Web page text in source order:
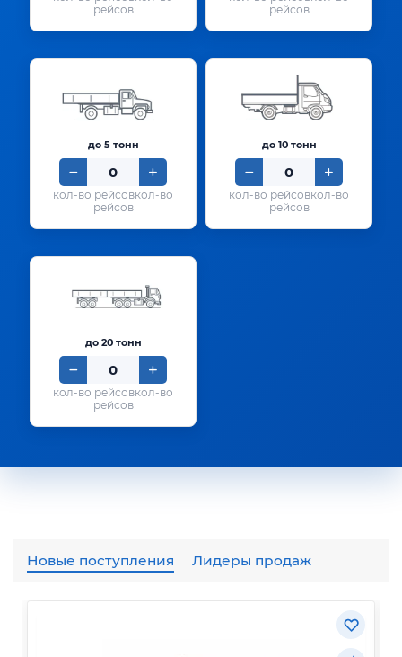
рейсов
рейсов
до 5 тонн
кол-во
рейсов
до 10 тонн
кол-во
рейсов
до 20 тонн
кол-во
рейсов
Новые поступления Лидеры продаж